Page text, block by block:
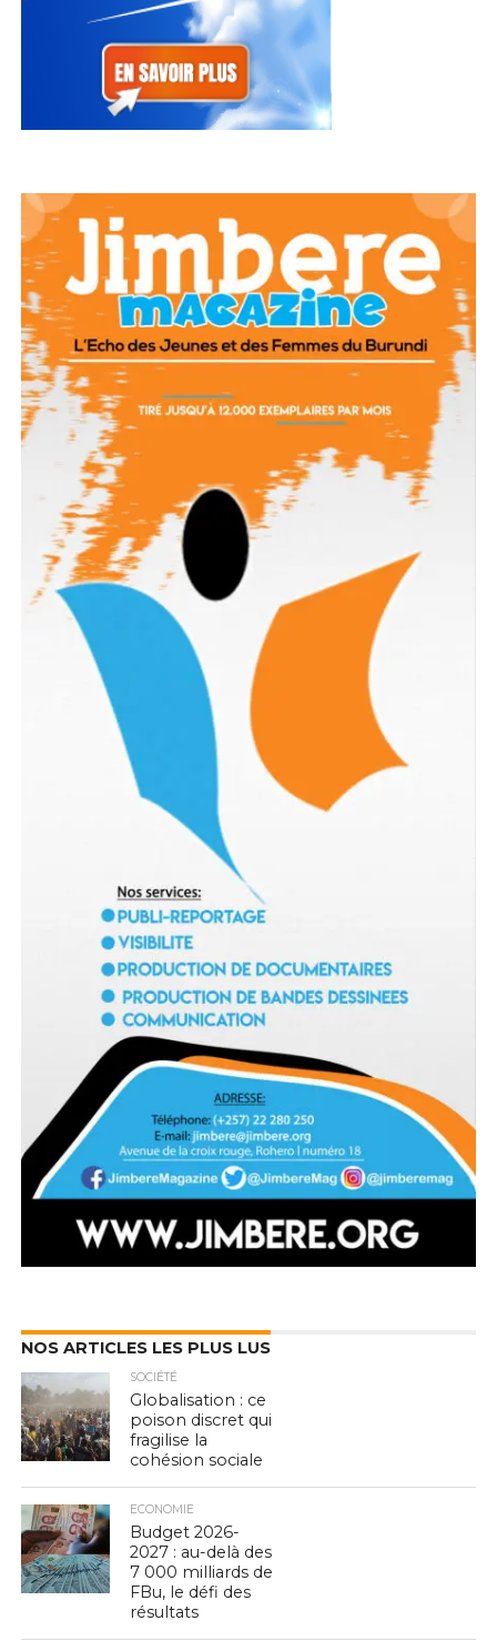
NOS ARTICLES LES PLUS LUS
SOCIÉTÉ
Globalisation : ce
poison discret qui
fragilise la
cohésion sociale
ECONOMIE
Budget 2026-
2027 : au-delà des
7 000 milliards de
FBu, le défi des
résultats